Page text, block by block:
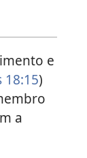
e
18:15)
a